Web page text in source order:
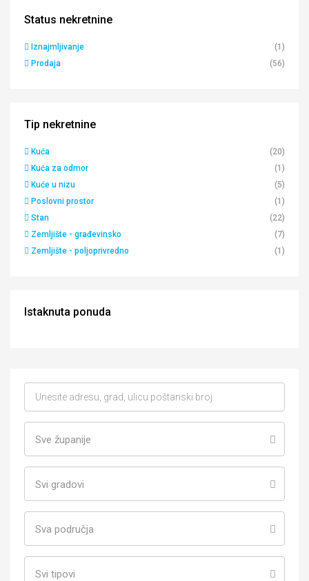
Status nekretnine
Iznajmljivanje
(1)
Prodaja
(56)
Tip nekretnine
Kuća
(20)
Kuća za odmor
(1)
Kuće u nizu
(5)
Poslovni prostor
(1)
Stan
(22)
Zemljište - građevinsko
(7)
Zemljište - poljoprivredno
(1)
Istaknuta ponuda
Sve županije
Svi gradovi
Sva područja
Svi tipovi